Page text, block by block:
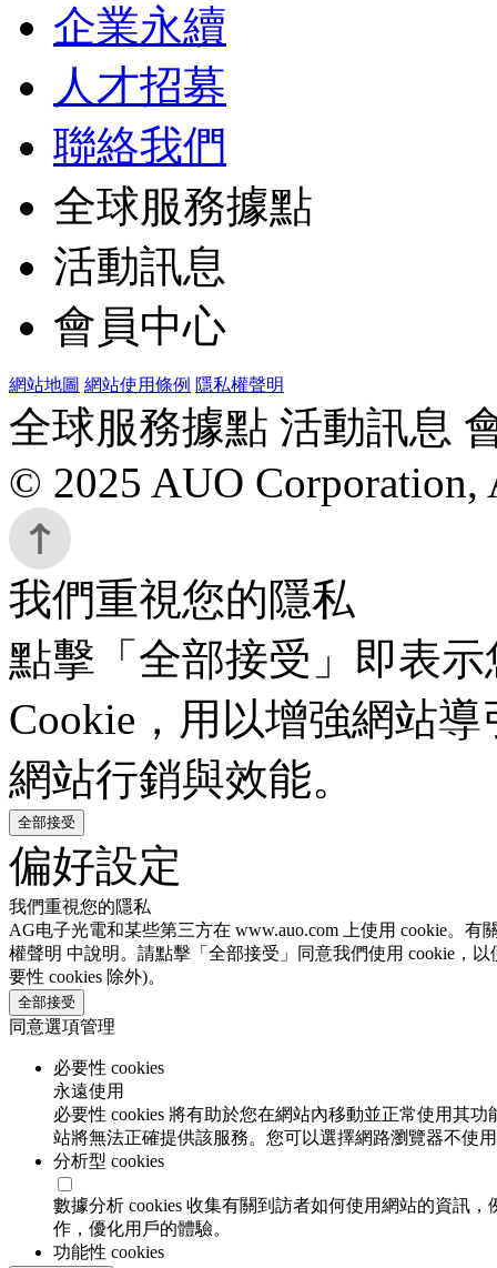
企業永續
人才招募
聯絡我們
全球服務據點
活動訊息
會員中心
網站地圖 網站使用條例 隱私權聲明
全球服務據點 活動訊息
© 2025 AUO Corporation,
我們重視您的隱私
點擊「全部接受」即表
Cookie，用以增強網站
網站行銷與效能。
全部接受
偏好設定
我們重視您的隱私
AG电子光電和某些第三方在 www.auo.com 上使用 cookie。
權聲明 中說明。請點擊「全部接受」同意我們使用 cookie，
要性 cookies 除外)。
全部接受
同意選項管理
必要性 cookies
永遠使用
必要性 cookies 將有助於您在網站內移動並正常使用其
站將無法正確提供該服務。您可以選擇網路瀏覽器不使
分析型 cookies
數據分析 cookies 收集有關到訪者如何使用網站的資訊
作，優化用戶的體驗。
功能性 cookies